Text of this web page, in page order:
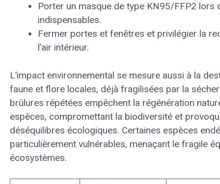
Porter un masque de type KN95/FFP2 lors
indispensables.
Fermer portes et fenêtres et privilégier la
l’air intérieur.
L’impact environnemental se mesure aussi à la
faune et flore locales, déjà fragilisées par la
brûlures répétées empêchent la régénération
espèces, compromettant la biodiversité et
déséquilibres écologiques. Certaines espèces
particulièrement vulnérables, menaçant le fragile
écosystèmes.